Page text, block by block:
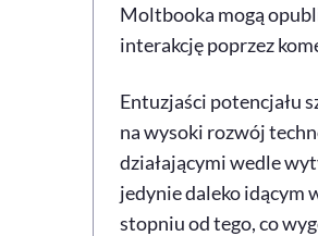
Moltbooka mogą
interakcję poprzez
Entuzjaści potencjału
na wysoki rozwój
działającymi wedle
jedynie daleko idącym
stopniu od tego, co